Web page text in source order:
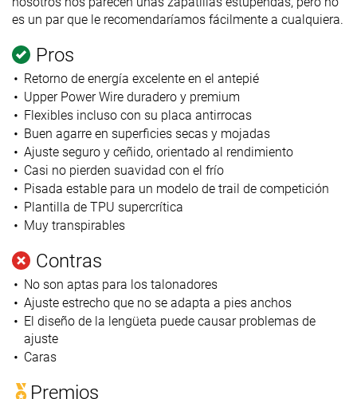
es un par que le recomendaríamos fácilmente a cualquiera.
Pros
Retorno de energía excelente en el antepié
Upper Power Wire duradero y premium
Flexibles incluso con su placa antirrocas
Buen agarre en superficies secas y mojadas
Ajuste seguro y ceñido, orientado al rendimiento
Casi no pierden suavidad con el frío
Pisada estable para un modelo de trail de competición
Plantilla de TPU supercrítica
Muy transpirables
Contras
No son aptas para los talonadores
Ajuste estrecho que no se adapta a pies anchos
El diseño de la lengüeta puede causar problemas de
ajuste
Caras
Premios